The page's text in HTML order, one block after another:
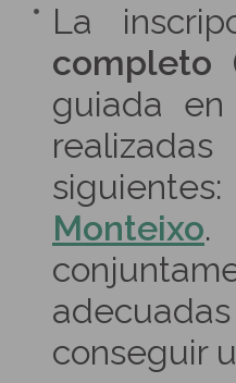
La
completo
guiada
siguientes:
Monteixo.
conseguir